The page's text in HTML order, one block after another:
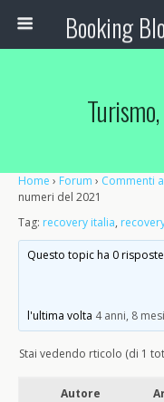
Home › Forum › Commenti
numeri del 2021
Tag: recovery italia,
Questo topic ha 0
l'ultima volta 4 anni, 8
Stai vedendo rticolo (di 1
Autore